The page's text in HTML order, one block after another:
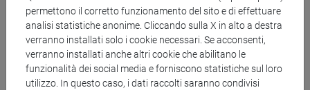
Determina Attiva Spa.pdf
copertina.pdf
permettono il corretto funzionamento del sito e di effettuare
analisi statistiche anonime. Cliccando sulla X in alto a destra
verranno installati solo i cookie necessari. Se acconsenti,
verranno installati anche altri cookie che abilitano le
funzionalità dei social media e forniscono statistiche sul loro
utilizzo. In questo caso, i dati raccolti saranno condivisi